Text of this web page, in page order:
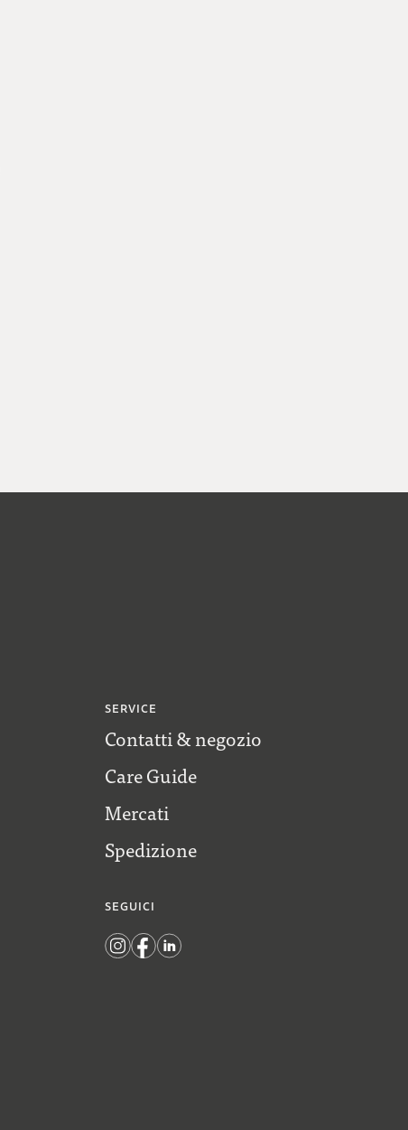
SERVICE
Contatti & negozio
Care Guide
Mercati
Spedizione
SEGUICI